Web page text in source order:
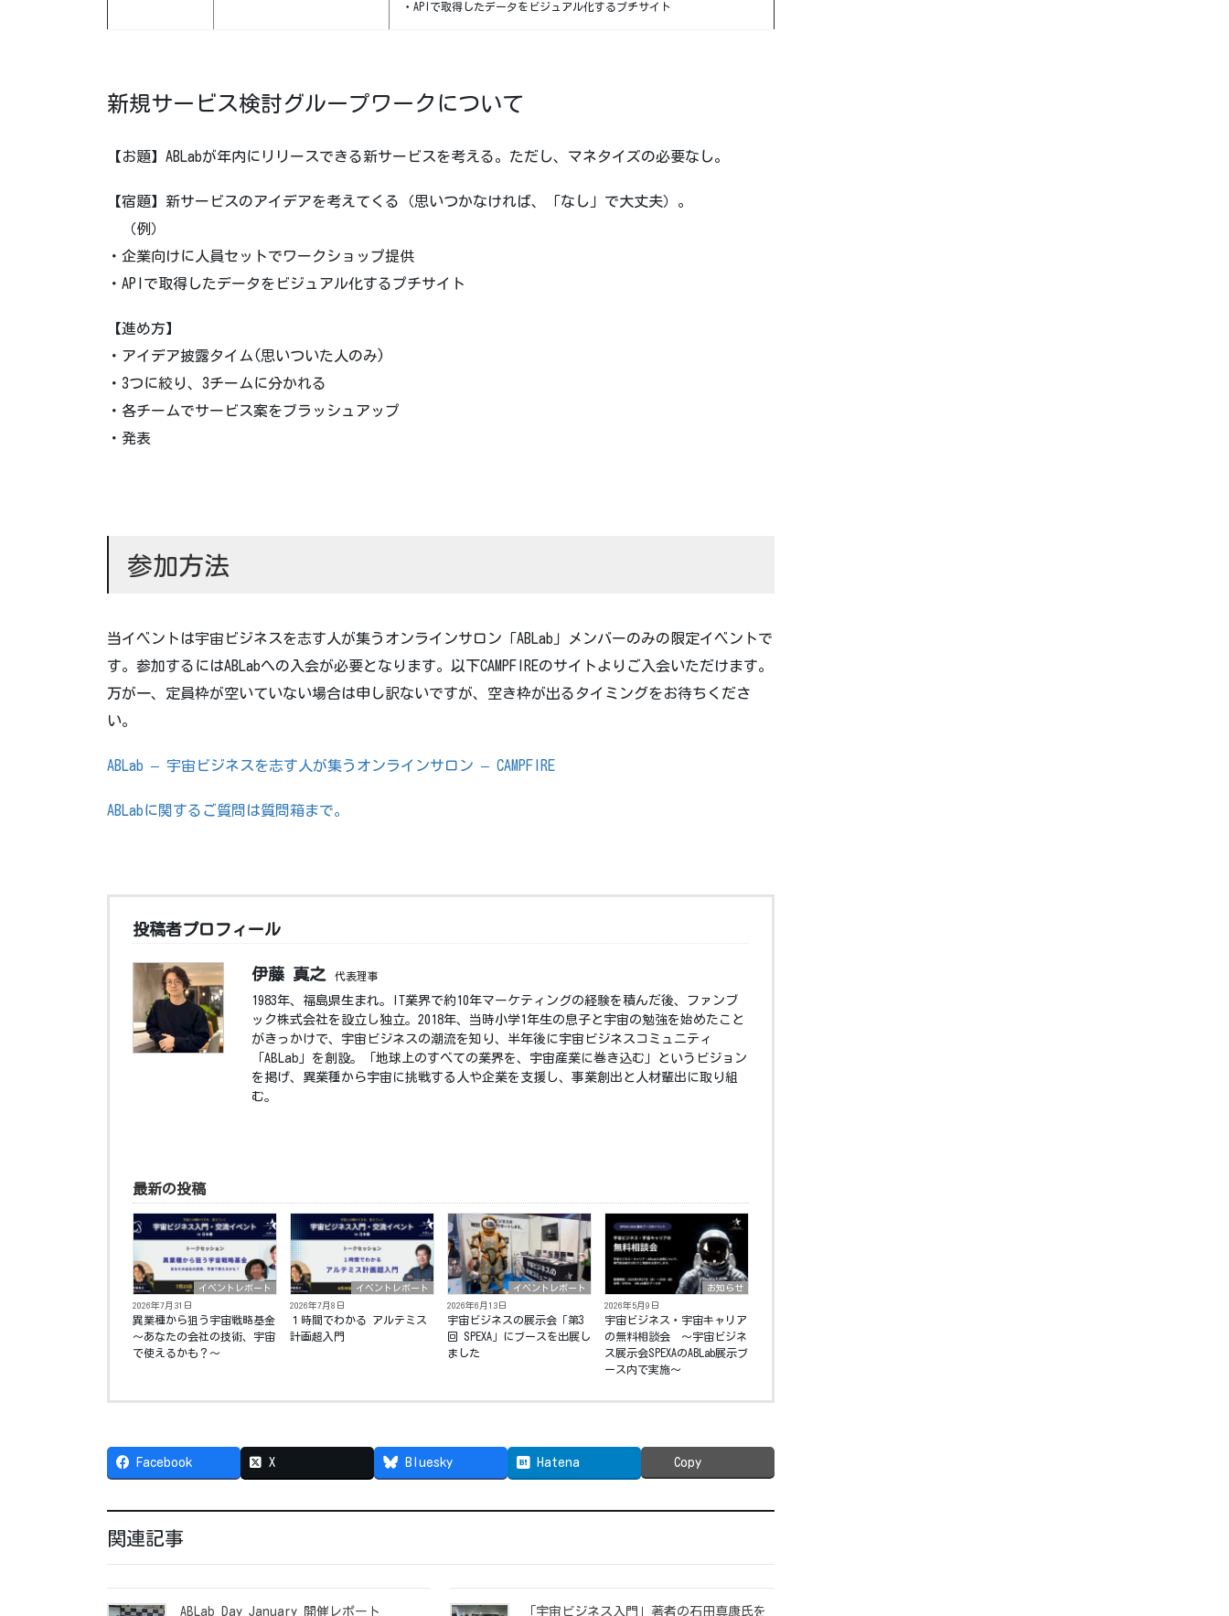
・APIで取得したデータをビジュアル化するプチサイト
新規サービス検討グループワークについて
【お題】ABLabが年内にリリースできる新サービスを考える。ただし、マネタイズの必要なし。
【宿題】新サービスのアイデアを考えてくる（思いつかなければ、「なし」で大丈夫）。
（例）
・企業向けに人員セットでワークショップ提供
・APIで取得したデータをビジュアル化するプチサイト
【進め方】
・アイデア披露タイム(思いついた人のみ)
・3つに絞り、3チームに分かれる
・各チームでサービス案をブラッシュアップ
・発表
参加方法
当イベントは宇宙ビジネスを志す人が集うオンラインサロン「ABLab」メンバーのみの限定イベントで
す。参加するにはABLabへの入会が必要となります。以下CAMPFIREのサイトよりご入会いただけます。
万が一、定員枠が空いていない場合は申し訳ないですが、空き枠が出るタイミングをお待ちくださ
い。
ABLab – 宇宙ビジネスを志す人が集うオンラインサロン – CAMPFIRE
ABLabに関するご質問は質問箱まで。
投稿者プロフィール
伊藤 真之 代表理事
1983年、福島県生まれ。IT業界で約10年マーケティングの経験を積んだ後、ファンブ
ック株式会社を設立し独立。2018年、当時小学1年生の息子と宇宙の勉強を始めたこと
がきっかけで、宇宙ビジネスの潮流を知り、半年後に宇宙ビジネスコミュニティ
「ABLab」を創設。「地球上のすべての業界を、宇宙産業に巻き込む」というビジョン
を掲げ、異業種から宇宙に挑戦する人や企業を支援し、事業創出と人材輩出に取り組
む。
最新の投稿
イベントレポート
2026年7月31日
異業種から狙う宇宙戦略基金
〜あなたの会社の技術、宇宙
で使えるかも？〜
イベントレポート
2026年7月8日
１時間でわかる アルテミス
計画超入門
イベントレポート
2026年6月13日
宇宙ビジネスの展示会「第3
回 SPEXA」にブースを出展し
ました
お知らせ
2026年5月9日
宇宙ビジネス・宇宙キャリア
の無料相談会 〜宇宙ビジネ
ス展示会SPEXAのABLab展示ブ
ース内で実施〜
Facebook X Bluesky Hatena Copy
関連記事
ABLab Day January 開催レポート 「宇宙ビジネス入門」著者の石田真康氏を